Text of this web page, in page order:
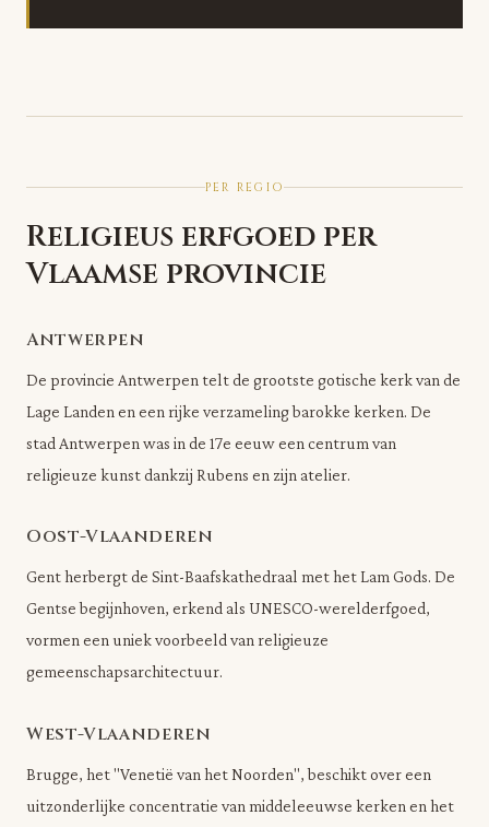
PER REGIO
Religieus erfgoed per
Vlaamse provincie
Antwerpen
De provincie Antwerpen telt de grootste gotische kerk van de
Lage Landen en een rijke verzameling barokke kerken. De
stad Antwerpen was in de 17e eeuw een centrum van
religieuze kunst dankzij Rubens en zijn atelier.
Oost-Vlaanderen
Gent herbergt de Sint-Baafskathedraal met het Lam Gods. De
Gentse begijnhoven, erkend als UNESCO-werelderfgoed,
vormen een uniek voorbeeld van religieuze
gemeenschapsarchitectuur.
West-Vlaanderen
Brugge, het "Venetië van het Noorden", beschikt over een
uitzonderlijke concentratie van middeleeuwse kerken en het